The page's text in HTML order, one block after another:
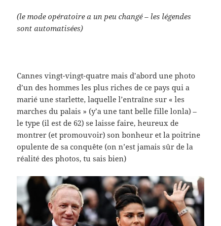
(le mode opératoire a un peu changé – les légendes
sont automatisées)
Cannes vingt-vingt-quatre mais d’abord une photo
d’un des hommes les plus riches de ce pays qui a
marié une starlette, laquelle l’entraîne sur « les
marches du palais » (y’a une tant belle fille lonla) –
le type (il est de 62) se laisse faire, heureux de
montrer (et promouvoir) son bonheur et la poitrine
opulente de sa conquête (on n’est jamais sûr de la
réalité des photos, tu sais bien)